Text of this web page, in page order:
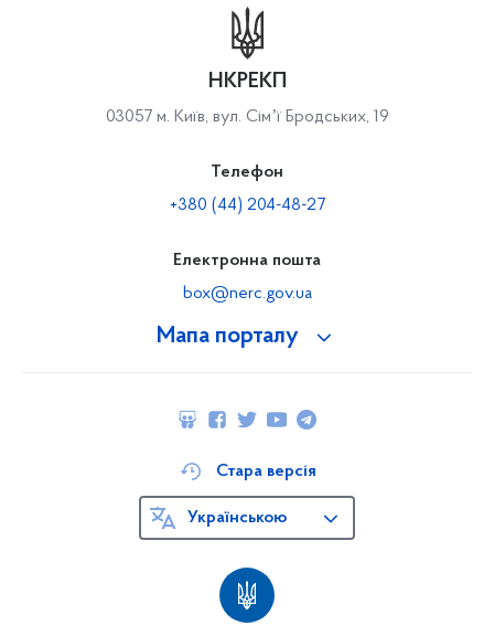
Мапа порталу
НКРЕКП
03057 м. Київ, вул. Сімʼї Бродських, 19
Телефон
+380 (44) 204-48-27
Електронна пошта
box@nerc.gov.ua
Стара версія
Українською